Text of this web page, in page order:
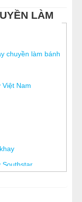
LÀM
chuyền làm bánh
Nam
Southstar